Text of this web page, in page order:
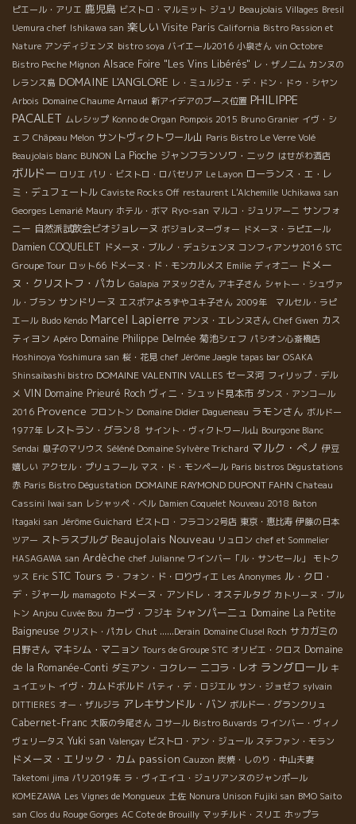
ピエール・アリエ 鹿児島 ビストロ・マルミット ジュリ Beaujolais Villages Bresil
Uemura chef Ishikawa san 楽しい Visite Paris California Bistro Passion et
Nature アンディジェンヌ bistro soya バイエール2016 小泉さん vin Octobre
Bistro Peche Mignon Alsace Foire "Les Vins Libérés" レ・ザノ二ム カンヌの
レランス島 DOMAINE L'ANGLORE レ・ミュルジェ・デ・ドン・ドゥ・シヤン
Arbois Domaine Chaume Arnaud 新アイデアのブース位置 PHILIPPE
PACALET ムレシップ Konno de Organ Pompois 2015 Bruno Granier イヴ・シ
ェフ Châpeau Melon サントヴィクトワール山 Paris Bistro Le Verre Volé
Beaujolais blanc BUNON La Pioche ジャンフランソワ・ニック はせがわ酒店
ボルドー ロリエ パリ・ビストロ・ロバセリア Le Layon ローランス・エ・レ
ミ・デュフェートル Caviste Rocks Off restaurent L'Alchemille Uchikawa san
Georges Lemarié Maury ホテル・ボマ Ryo-san マルコ・ジュリアーニ サンフォ
ニー 自然派試飲会ビオジョレーヌ ボジョレヌーヴォー ドメーヌ・ラピエール
Damien COQUELET ドメーヌ・ブルノ・デュシェンヌ コンフィアンサ2016 STC
Groupe Tour ロット66 ドメーヌ・ド・モンカルメス Emilie ディオニー ドメー
ヌ・クリストフ・パカレ Galapia アヌックさん アキ子さん シャトー・シュヴァ
ル・ブラン サンドリーヌ エスポアよろずやユキ子さん 2009年 マルセル・ラピ
エール Budo Kendo Marcel Lapierre アンヌ・エレンヌさん Chef Gwen カス
ティヨン Apéro Domaine Philippe Delmée 菊池シェフ パシオン心斎橋店
Hoshinoya Yoshimura san 桜・花見 chef Jérôme Jaegle tapas bar OSAKA
Shinsaibashi bistro DOMAINE VALENTIN VALLES セーヌ河 フィリップ・デル
メ VIN Domaine Prieuré Roch ヴィニ・シュッド見本市 ダンス・アンコール
2016 Provence フロントン Domaine Didier Dagueneau ラモンさん ボルドー
1977年 レストラン・グラン８ サイント・ヴィクトワール山 Bourgone Blanc
Sendai 息子のマリウス Séléné Domaine Sylvère Trichard マルク・ぺノ 伊豆
嬉しい アクセル・プリュフール マス・ド・モンペール Paris bistros Dégustations
赤 Paris Bistro Dégustation DOMAINE RAYMOND DUPONT FAHN Chateau
Cassini Iwai san レシャッペ・ベル Damien Coquelet Nouveau 2018 Baton
Itagaki san Jérôme Guichard ビストロ・フラコン2号店 東京・恵比寿 伊藤の日本
ツアー ストラスブルグ Beaujolais Nouveau リュロン chef et Sommelier
HASAGAWA san Ardèche chef Julianne ワインバー「ル・サンセール」
モトク
ッス Eric STC Tours ラ・フォン・ド・ロりヴィエ Les Anonymes ル・クロ・
デ・ジャール mamagoto ドメーヌ・アンドレ・オステルタグ カトリーヌ・ブル
トン Anjou Cuvée Bou カーヴ・フジキ シャンパーニュ Domaine La Petite
Baigneuse クリスト・パカレ Chut ......Derain Domaine Clusel Roch サカガミの
日野さん マキシム・マニョン Tours de Groupe STC オリビエ・クロス Domaine
de la Romanée-Conti ダミアン・コクレー ニコラ・レオ ラングロール キ
ュイエット イヴ・カムドボルド パティ・デ・ロジエル サン・ジョゼフ sylvain
DITTIERES オー・ザルジラ アレキサンドル・バン ボルドー・グランクリュ
Cabernet-Franc 大阪の今尾さん コサール Bistro Buvards ワインバー・ヴィノ
ヴェリータス Yuki san Valençay ビストロ・アン・ジュール ステファン・モラン
ドメーヌ・エリック・カム passion Cauzon 炭焼・しのり・中山夫妻
Taketomi jima パリ2019年 ラ・ヴィエイユ・ジュリアンヌのジャンポール
KOMEZAWA Les Vignes de Mongueux 土佐 Nonura Unison Fujiki san BMO Saito
san Clos du Rouge Gorges AC Cote de Brouilly マッチルド・スリエ ホップラ